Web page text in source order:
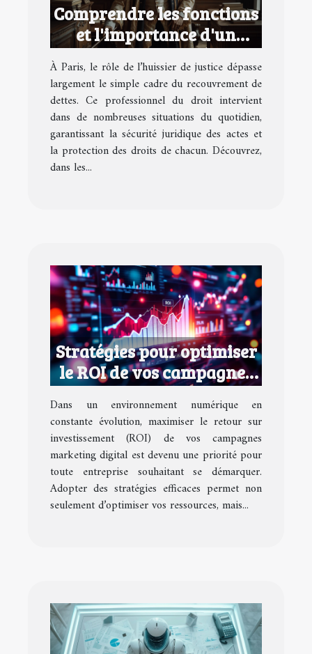
Comprendre les fonctions
et l'importance d'un
huissier de justice à Paris
À Paris, le rôle de l’huissier de justice dépasse
largement le simple cadre du recouvrement de
dettes. Ce professionnel du droit intervient
dans de nombreuses situations du quotidien,
garantissant la sécurité juridique des actes et
la protection des droits de chacun. Découvrez,
dans les...
Stratégies pour optimiser
le ROI de vos campagnes
marketing digital
Dans un environnement numérique en
constante évolution, maximiser le retour sur
investissement (ROI) de vos campagnes
marketing digital est devenu une priorité pour
toute entreprise souhaitant se démarquer.
Adopter des stratégies efficaces permet non
seulement d’optimiser vos ressources, mais...